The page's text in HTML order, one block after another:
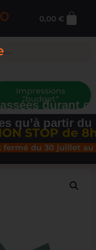
0,00 €
Impressions
"budget"
STOP de 8h30
du 30 juillet au 16
durant
qu’à partir du